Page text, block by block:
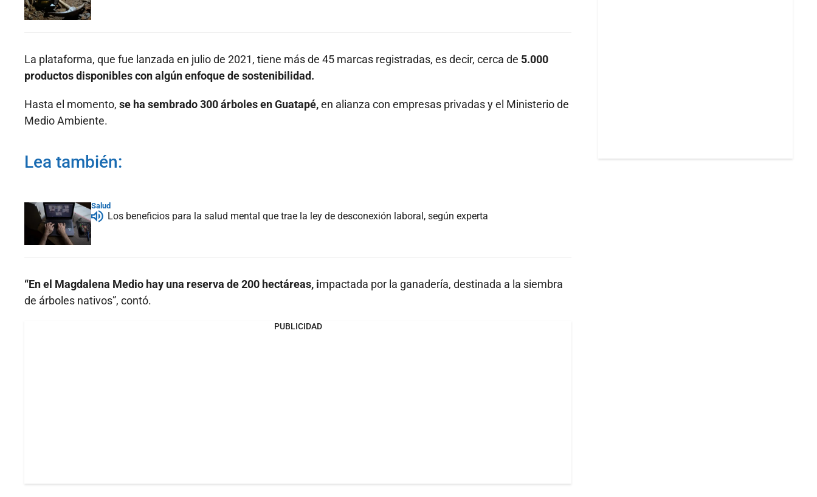
La plataforma, que fue lanzada en julio de 2021, tiene más de 45 marcas registradas, es decir, cerca de 5.000
productos disponibles con algún enfoque de sostenibilidad.
Hasta el momento, se ha sembrado 300 árboles en Guatapé,en alianza con empresas privadas y el Ministerio de
Medio Ambiente.
Lea también:
Salud
Los beneficios para la salud mental que trae la ley de desconexión laboral, según experta
“En el Magdalena Medio hay una reserva de 200 hectáreas, impactada por la ganadería, destinada a la siembra
de árboles nativos”, contó.
PUBLICIDAD